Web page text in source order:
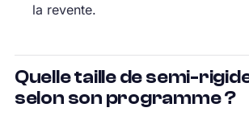
la revente.
Quelle taille de semi-
selon son programme ?